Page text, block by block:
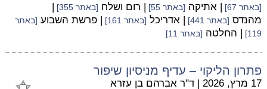
[באתר 67] | אתיקה [באתר 55] | רום ושלח [באתר 355]
|
מהנדס [באתר 441] | אדריכל [באתר 161] | פרשת השבוע [באתר
119]
| החלטה [באתר 11]
פתרון הליקוי – עדיף מניסיון שיפור
17 מרץ, 2026 | ד"ר אברהם בן עזרא